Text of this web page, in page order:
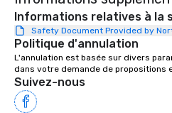
Informations relatives à la
Safety Document Provided by
Politique d'annulation
L'annulation est basée sur divers
dans votre demande de propositions
Suivez-nous